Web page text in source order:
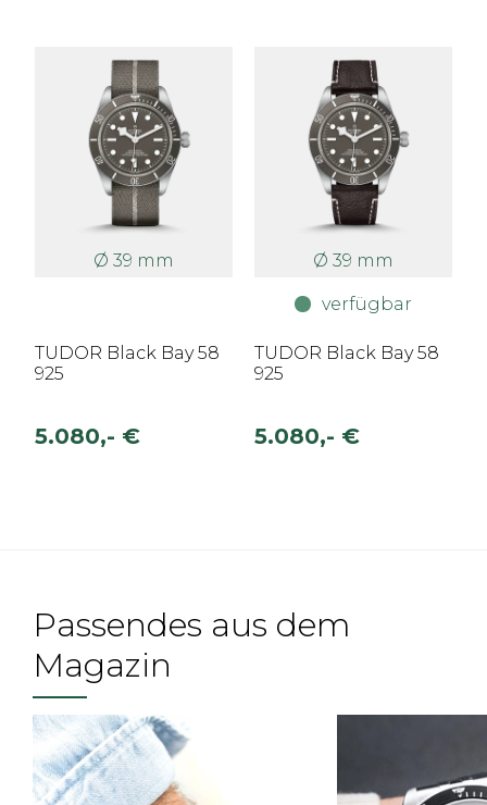
Ø 39 mm
TUDOR Black Bay 58
925
5.080,- €
Ø 39 mm
verfügbar
TUDOR Black Bay 58
925
5.080,- €
Passendes aus dem
Magazin